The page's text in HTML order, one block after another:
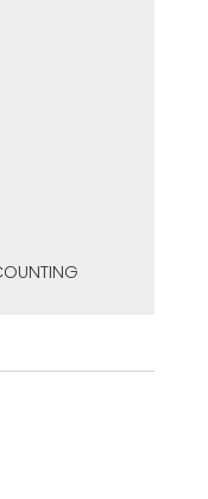
GROUP